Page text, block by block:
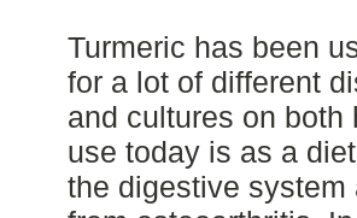
Turmeric has been
for a lot of different
and cultures on both
use today is as a
the digestive